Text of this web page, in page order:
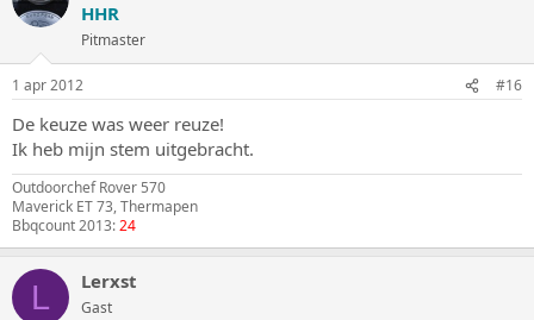
HHR
Pitmaster
1 apr 2012 #16
De keuze was weer reuze!
Ik heb mijn stem uitgebracht.
Outdoorchef Rover 570
Maverick ET 73, Thermapen
Bbqcount 2013:24
L Lerxst
Gast